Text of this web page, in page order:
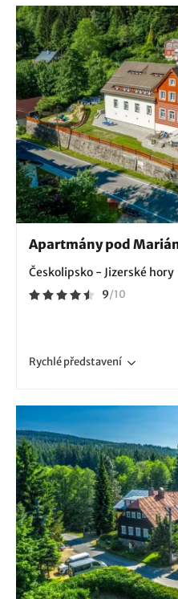
Apartmány pod
Českolipsko - Jizerské hory
9/10
Rychlépředstavení